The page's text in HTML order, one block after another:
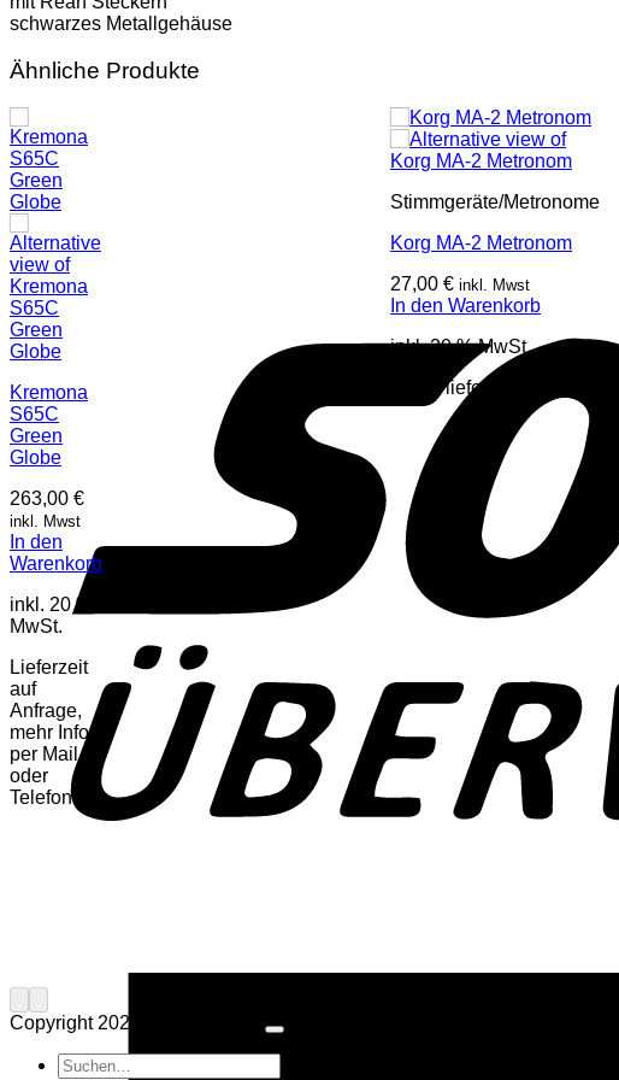
schwarzes Metallgehäuse
Ähnliche Produkte
Kremona
S65C
Green
Globe
263,00 €
inkl. Mwst
In den
Warenkorb
inkl. 20 %
MwSt.
Lieferzeit
auf
Anfrage,
mehr Infos
per Mail
oder
Telefon
Stimmgeräte/Metronome
Korg MA-2 Metronom
27,00€ inkl. Mwst
In den Warenkorb
inkl. 20 % MwSt.
Sofort lieferbar
Copyright 2026 ©
Suchen